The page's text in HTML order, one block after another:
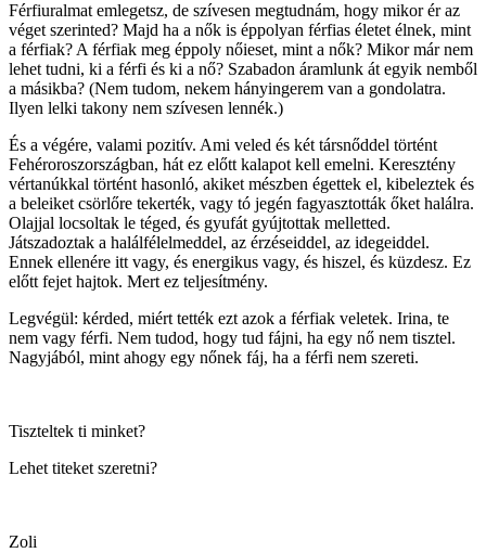
Férfiuralmat emlegetsz, de szívesen megtudnám, hogy mikor ér az
véget szerinted? Majd ha a nők is éppolyan férfias életet élnek, mint
a férfiak? A férfiak meg éppoly nőieset, mint a nők? Mikor már nem
lehet tudni, ki a férfi és ki a nő? Szabadon áramlunk át egyik nemből
a másikba? (Nem tudom, nekem hányingerem van a gondolatra.
Ilyen lelki takony nem szívesen lennék.)
És a végére, valami pozitív. Ami veled és két társnőddel történt
Fehéroroszországban, hát ez előtt kalapot kell emelni. Keresztény
vértanúkkal történt hasonló, akiket mészben égettek el, kibeleztek és
a beleiket csörlőre tekerték, vagy tó jegén fagyasztották őket halálra.
Olajjal locsoltak le téged, és gyufát gyújtottak melletted.
Játszadoztak a halálfélelmeddel, az érzéseiddel, az idegeiddel.
Ennek ellenére itt vagy, és energikus vagy, és hiszel, és küzdesz. Ez
előtt fejet hajtok. Mert ez teljesítmény.
Legvégül: kérded, miért tették ezt azok a férfiak veletek. Irina, te
nem vagy férfi. Nem tudod, hogy tud fájni, ha egy nő nem tisztel.
Nagyjából, mint ahogy egy nőnek fáj, ha a férfi nem szereti.
Tiszteltek ti minket?
Lehet titeket szeretni?
Zoli